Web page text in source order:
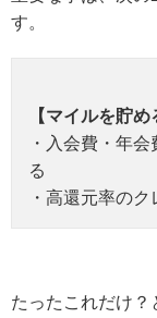
す。
【マイルを貯
・入会費・年
る
・高還元率の
たったこれだけ？